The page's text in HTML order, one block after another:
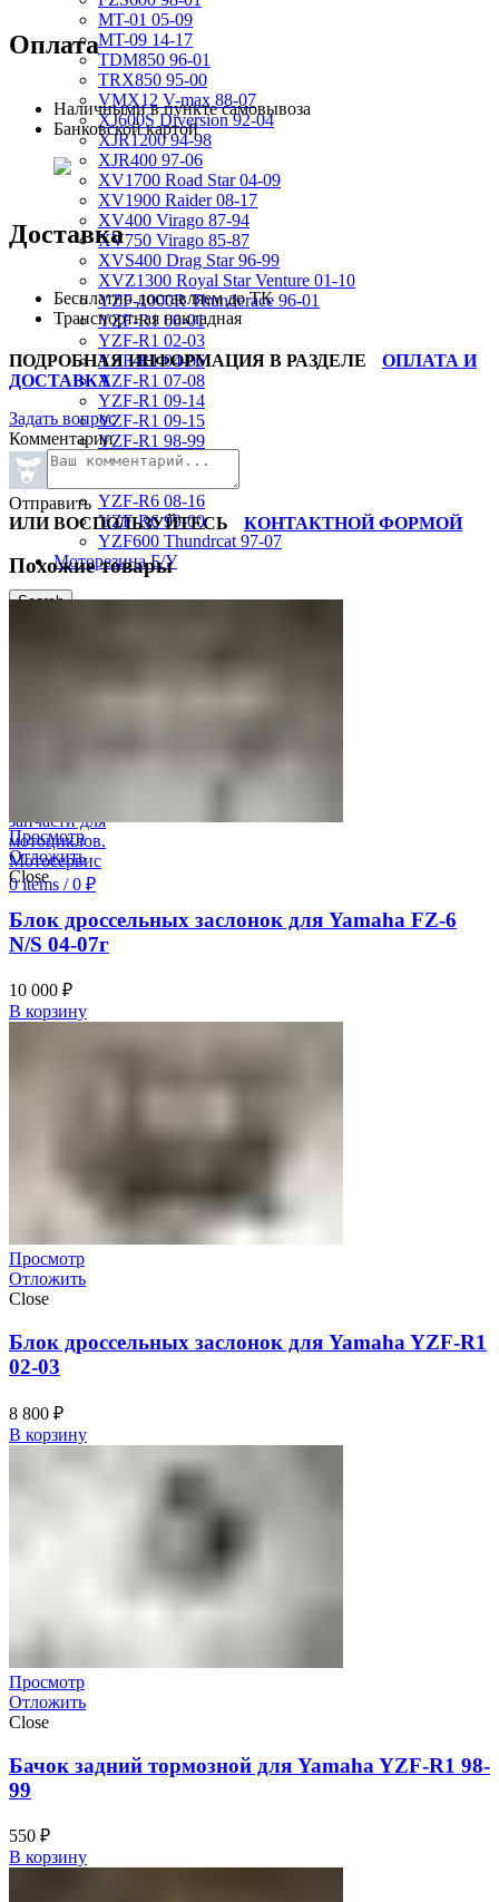
MT-01 05-09
MT-09 14-17
TDM850 96-01
TRX850 95-00
VMX12 V-max 88-07
XJ600S Diversion 92-04
XJR1200 94-98
XJR400 97-06
XV1700 Road Star 04-09
XV1900 Raider 08-17
XV400 Virago 87-94
XV750 Virago 85-87
XVS400 Drag Star 96-99
XVZ1300 Royal Star Venture 01-10
YZF-1000R Thunderace 96-01
YZF-R1 00-01
YZF-R1 02-03
YZF-R1 04-06
YZF-R1 07-08
YZF-R1 09-14
YZF-R1 09-15
YZF-R1 98-99
YZF-R6 03-05
YZF-R6 08-16
YZF-R6 99-00
YZF600 Thundrcat 97-07
Моторезина Б/У
Search
0items / 0 ₽
Оплата
Наличными в пункте самовывоза
Банковской картой
Доставка
Бесплатно доставляем до ТК
Транспортная накладная
ПОДРОБНАЯ ИНФОРМАЦИЯ В РАЗДЕЛЕ
ОПЛАТА И
ДОСТАВКА
Задать вопрос
Комментарии
Отправить
ИЛИ ВОСПОЛЬЗУЙТЕСЬ
КОНТАКТНОЙ ФОРМОЙ
Похожие товары
Просмотр
Отложить
Close
Блок дроссельных заслонок для Yamaha FZ-6
N/S 04-07г
10 000 ₽
В корзину
Просмотр
Отложить
Close
Блок дроссельных заслонок для Yamaha YZF-R1
02-03
8 800 ₽
В корзину
Просмотр
Отложить
Close
Бачок задний тормозной для Yamaha YZF-R1 98-
99
550 ₽
В корзину